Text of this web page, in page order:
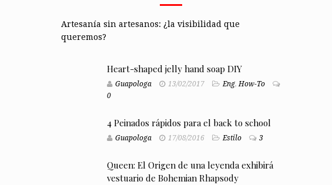
Artesanía sin artesanos: ¿la visibilidad que
queremos?
Heart-shaped jelly hand soap DIY
Guapologa 13/02/2017 Eng,How-To
0
4 Peinados rápidos para el back to school
Guapologa 17/08/2016 Estilo 3
Queen: El Origen de una leyenda exhibirá
vestuario de Bohemian Rhapsody